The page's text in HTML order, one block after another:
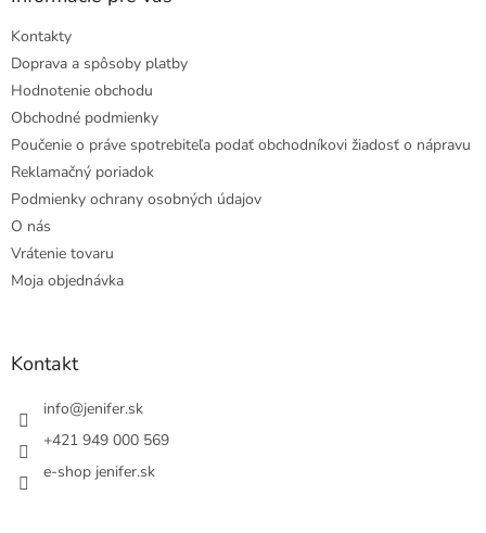
Kontakty
Doprava a spôsoby platby
Hodnotenie obchodu
Obchodné podmienky
Poučenie o práve spotrebiteľa podať obchodníkovi žiadosť o nápravu
Reklamačný poriadok
Podmienky ochrany osobných údajov
O nás
Vrátenie tovaru
Moja objednávka
Kontakt
info@jenifer.sk
+421 949 000 569
e-shop jenifer.sk